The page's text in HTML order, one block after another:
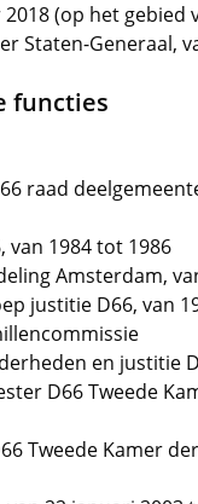
(op het gebied
Staten-Generaal,
functies
raad
van 1984 tot 1986
Amsterdam,
justitie D66, van
en justitie
D66 Tweede
Tweede Kamer